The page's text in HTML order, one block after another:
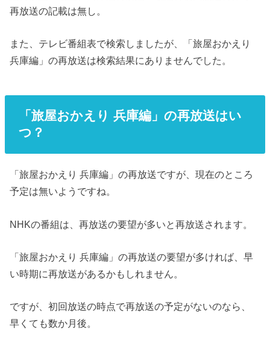
再放送の記載は無し。
また、テレビ番組表で検索しましたが、「旅屋おかえり
兵庫編」の再放送は検索結果にありませんでした。
「旅屋おかえり 兵庫編」の再放送はい
つ？
「旅屋おかえり 兵庫編」の再放送ですが、現在のところ
予定は無いようですね。
NHKの番組は、再放送の要望が多いと再放送されます。
「旅屋おかえり 兵庫編」の再放送の要望が多ければ、早
い時期に再放送があるかもしれません。
ですが、初回放送の時点で再放送の予定がないのなら、
早くても数か月後。